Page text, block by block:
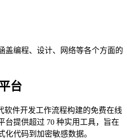
盖编程、设计、网络等各个方面的
台
软件开发工作流程构建的免费在线
台提供超过 70 种实用工具，旨在
化代码到加密敏感数据。